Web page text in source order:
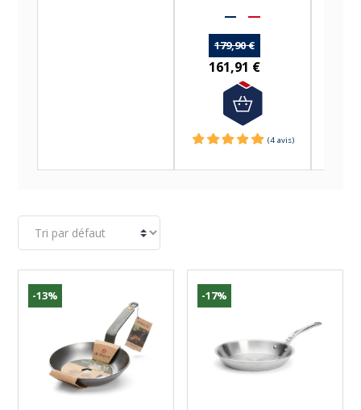
(10 avis)
179,90 €
161,91 €
-13% -17%